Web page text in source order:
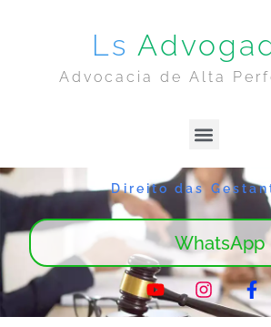
Ls
Advocacia de Alta
Direito das
WhatsApp